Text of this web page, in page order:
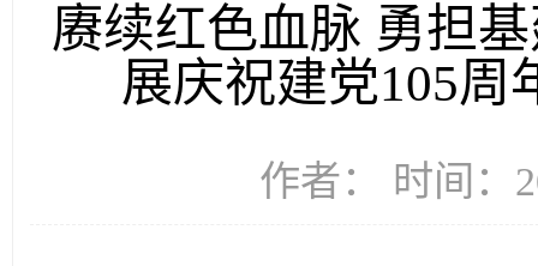
赓续红色血脉 勇担
展庆祝建党105周
作者： 时间：